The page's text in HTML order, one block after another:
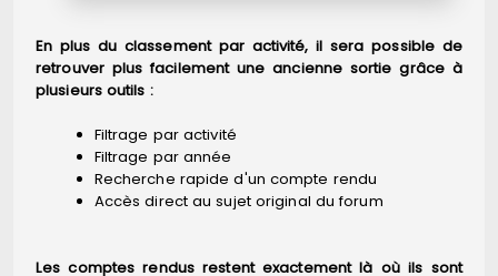
En plus du classement par activité, il sera possible de
retrouver plus facilement une ancienne sortie grâce à
plusieurs outils :
Filtrage par activité
Filtrage par année
Recherche rapide d'un compte rendu
Accès direct au sujet original du forum
Les comptes rendus restent exactement là où ils sont